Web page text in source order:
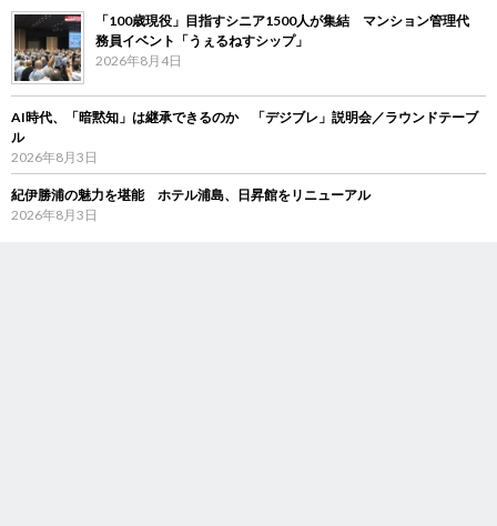
「100歳現役」目指すシニア1500人が集結 マンション管理代
務員イベント「うぇるねすシップ」
2026年8月4日
AI時代、「暗黙知」は継承できるのか 「デジブレ」説明会／ラウンドテーブ
ル
2026年8月3日
紀伊勝浦の魅力を堪能 ホテル浦島、日昇館をリニューアル
2026年8月3日